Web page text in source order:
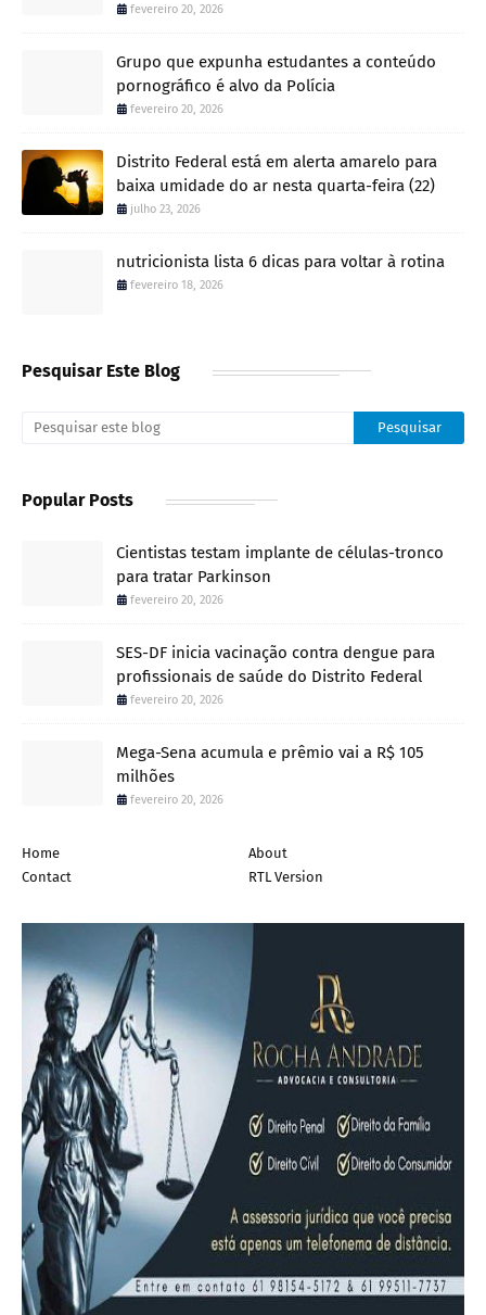
fevereiro 20, 2026
Grupo que expunha estudantes a conteúdo
pornográfico é alvo da Polícia
fevereiro 20, 2026
Distrito Federal está em alerta amarelo para
baixa umidade do ar nesta quarta-feira (22)
julho 23, 2026
nutricionista lista 6 dicas para voltar à rotina
fevereiro 18, 2026
Pesquisar Este Blog
Popular Posts
Cientistas testam implante de células-tronco
para tratar Parkinson
fevereiro 20, 2026
SES-DF inicia vacinação contra dengue para
profissionais de saúde do Distrito Federal
fevereiro 20, 2026
Mega-Sena acumula e prêmio vai a R$ 105
milhões
fevereiro 20, 2026
Home
About
Contact
RTL Version